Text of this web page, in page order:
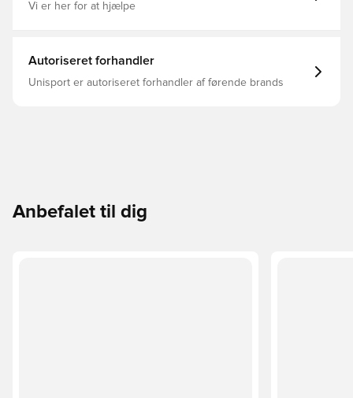
Vi er her for at hjælpe
Autoriseret forhandler
Unisport er autoriseret forhandler af førende brands
Anbefalet til dig